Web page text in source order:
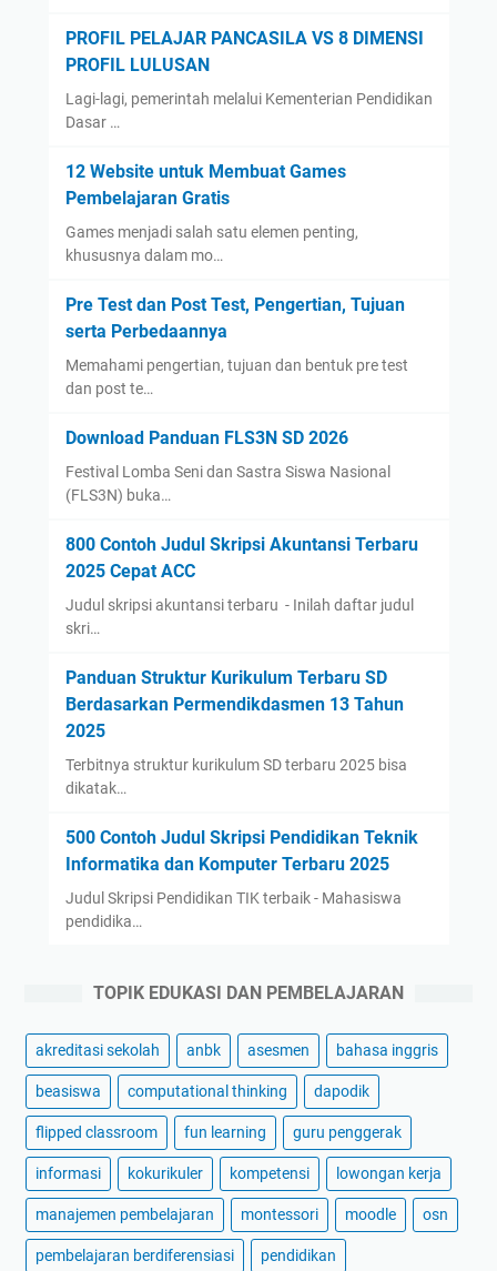
PROFIL PELAJAR PANCASILA VS 8 DIMENSI
PROFIL LULUSAN
Lagi-lagi, pemerintah melalui Kementerian Pendidikan
Dasar …
12 Website untuk Membuat Games
Pembelajaran Gratis
Games menjadi salah satu elemen penting,
khususnya dalam mo…
Pre Test dan Post Test, Pengertian, Tujuan
serta Perbedaannya
Memahami pengertian, tujuan dan bentuk pre test
dan post te…
Download Panduan FLS3N SD 2026
Festival Lomba Seni dan Sastra Siswa Nasional
(FLS3N) buka…
800 Contoh Judul Skripsi Akuntansi Terbaru
2025 Cepat ACC
Judul skripsi akuntansi terbaru - Inilah daftar judul
skri…
Panduan Struktur Kurikulum Terbaru SD
Berdasarkan Permendikdasmen 13 Tahun
2025
Terbitnya struktur kurikulum SD terbaru 2025 bisa
dikatak…
500 Contoh Judul Skripsi Pendidikan Teknik
Informatika dan Komputer Terbaru 2025
Judul Skripsi Pendidikan TIK terbaik - Mahasiswa
pendidika…
TOPIK EDUKASI DAN PEMBELAJARAN
akreditasi sekolah anbk asesmen bahasa inggris
beasiswa computational thinking dapodik
flipped classroom fun learning guru penggerak
informasi kokurikuler kompetensi lowongan kerja
manajemen pembelajaran montessori moodle osn
pembelajaran berdiferensiasi pendidikan